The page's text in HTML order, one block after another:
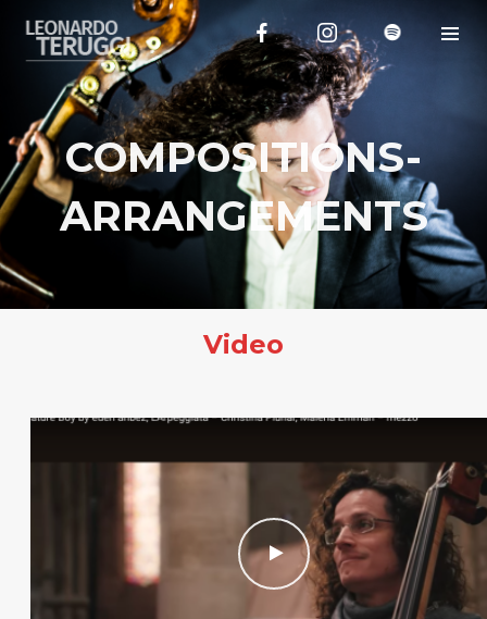
COMPOSITIONS-
ARRANGEMENTS
Video